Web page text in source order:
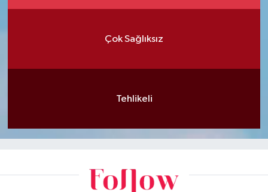
Çok Sağlıksız
Tehlikeli